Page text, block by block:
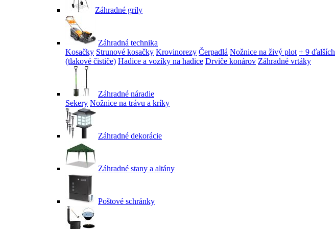
Záhradné grily
Záhradná technika
Kosačky Strunové kosačky Krovinorezy Čerpadlá Nožnice na živý plot + 9 ďalších
(tlakové čističe) Hadice a vozíky na hadice Drviče konárov Záhradné vrtáky
Záhradné náradie
Sekery Nožnice na trávu a kríky
Záhradné dekorácie
Záhradné stany a altány
Poštové schránky